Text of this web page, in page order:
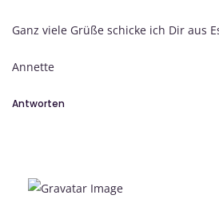
Ganz viele Grüße schicke ich Dir aus
Annette
Antworten